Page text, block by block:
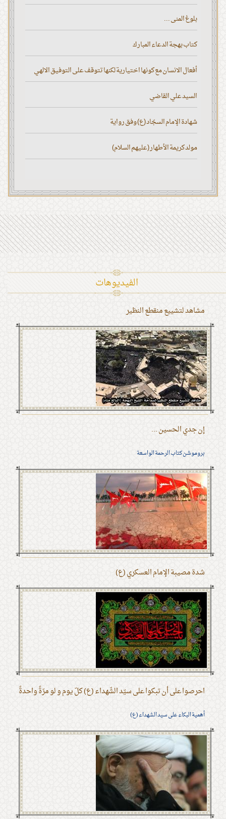
بلوغ المنى ...
كتاب بهجة الدعاء المبارك
أفعال الانسان مع كونها اختيارية لكنها تتوقف على التوفيق الالهي
السيد علي القاضي
شهادة الإمام السجّاد (ع) وفق رواية
مولد كريمة الأطهار (عليهم السلام)
الفیدیوهات
مشاهد لتشييع منقطع النظير
إن جدي الحسين ...
بروموشن كتاب الرحمة الواسعة
شدة مصيبة الإمام العسكري (ع)
احرصوا على أن تبكوا على سيّد الشّهداء (ع) كلّ يوم و لو مرّةً واحدةً
أهمية البكاء على سيد الشهداء (ع)